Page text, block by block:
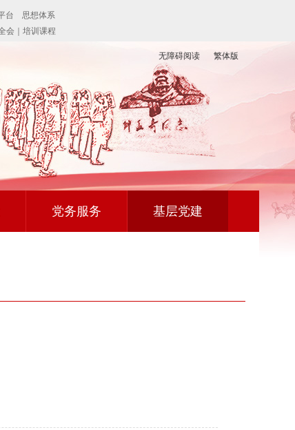
无障碍阅读 繁体版
党务服务 基层党建